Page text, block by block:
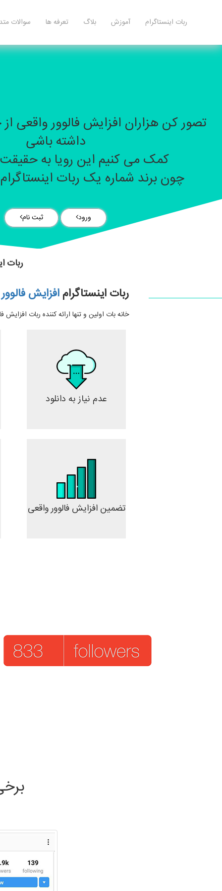
ربات اینستاگرام آموزش بلاگ تعرفه ها سوالات
تصور کن هزاران افزایش فالوور واقعی
داشته باشی
کمک می کنیم این رویا به
چون برند شماره یک ربات
ورود ثبت نام
ربات
ربات اینستاگرامافزایش فالوور
خانه بات اولین و تنها ارائه کننده ربات افزایش
عدم نیاز به دانلود
تضمین افزایش فالوور واقعی